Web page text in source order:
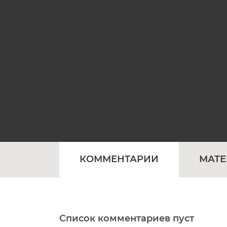
КОММЕНТАРИИ
Список комментариев пуст